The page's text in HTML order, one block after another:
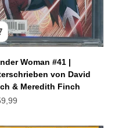
Woman #41 |
von David
& Meredith Finch